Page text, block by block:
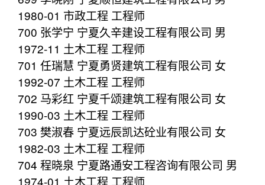
1980-01 市政工程 工程师
700 张学宁 宁夏久辛建设工程有限公司 男
1972-11 土木工程 工程师
701 任瑞慧 宁夏勇贤建筑工程有限公司 女
1992-07 土木工程 工程师
702 马彩红 宁夏千颂建筑工程有限公司 女
1990-03 土木工程 工程师
703 樊淑春 宁夏远辰凯达砼业有限公司 女
1982-03 土木工程 工程师
704 程晓泉 宁夏路通安工程咨询有限公司 男
1974-01 土木工程 工程师